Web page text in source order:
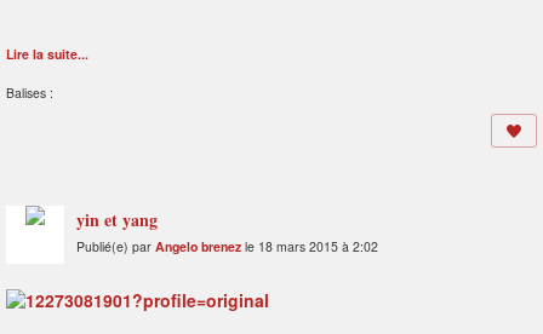
Lire la suite...
Balises :
yin et yang
Publié(e) par Angelo brenez le 18 mars 2015 à 2:02